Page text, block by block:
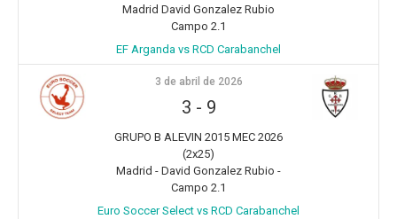
Madrid David Gonzalez Rubio
Campo 2.1
EF Arganda vs RCD Carabanchel
3 de abril de 2026
3 - 9
GRUPO B ALEVIN 2015 MEC 2026
(2x25)
Madrid - David Gonzalez Rubio -
Campo 2.1
Euro Soccer Select vs RCD Carabanchel